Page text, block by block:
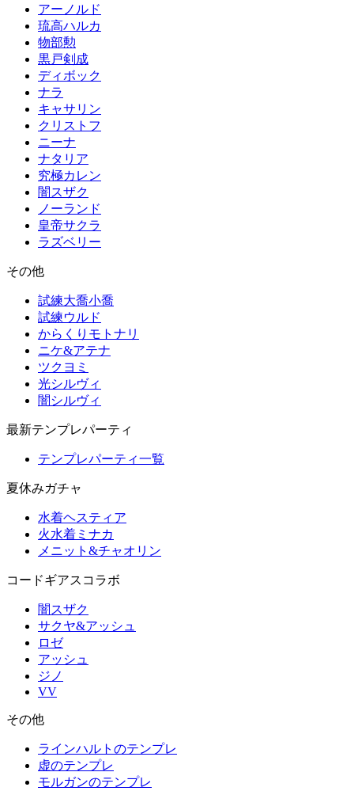
アーノルド
琉高ハルカ
物部勲
黒戸剣成
ディボック
ナラ
キャサリン
クリストフ
ニーナ
ナタリア
究極カレン
闇スザク
ノーランド
皇帝サクラ
ラズベリー
その他
試練大喬小喬
試練ウルド
からくりモトナリ
ニケ&アテナ
ツクヨミ
光シルヴィ
闇シルヴィ
最新テンプレパーティ
テンプレパーティ一覧
夏休みガチャ
水着ヘスティア
火水着ミナカ
メニット&チャオリン
コードギアスコラボ
闇スザク
サクヤ&アッシュ
ロゼ
アッシュ
ジノ
VV
その他
ラインハルトのテンプレ
虚のテンプレ
モルガンのテンプレ